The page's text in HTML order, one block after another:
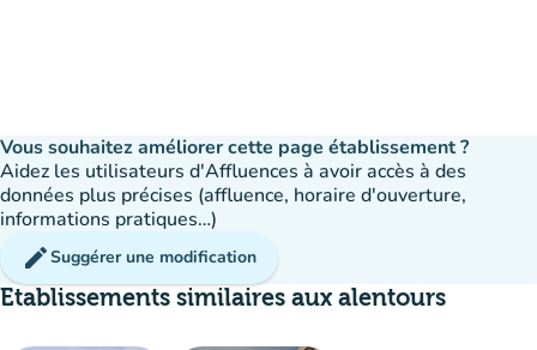
Vous souhaitez améliorer cette page établissement ?
Aidez les utilisateurs d'Affluences à avoir accès à des
données plus précises (affluence, horaire d'ouverture,
informations pratiques…)
editSuggérer une modification
Etablissements similaires aux alentours